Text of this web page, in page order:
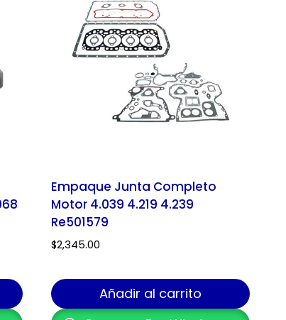
Empaque Junta Completo
Motor 4.039 4.219 4.239
Re501579
$2,345.00
Añadir al carrito